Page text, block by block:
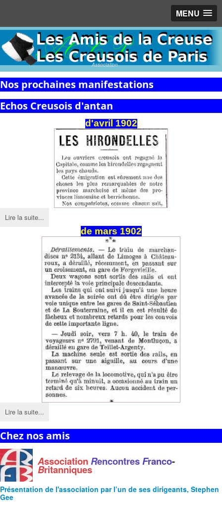
MENU
Association
Nos prochaines manifestations
Echos Creusois d'antan
d'avril 1902
Lire la suite...
de mars 1902
Lire la suite...
Chez nos amis
AssociationRencontresFranco-
Britanniques
Présentation de l'association par l’un de ses dirigeants, Stephen
Gee